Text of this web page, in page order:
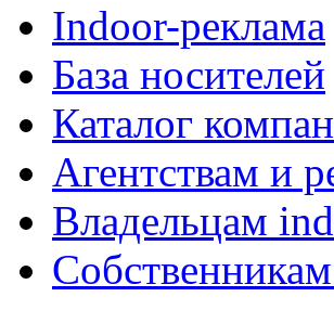
Indoor-реклама
База носителей
Каталог
Агентствам и
Владельцам